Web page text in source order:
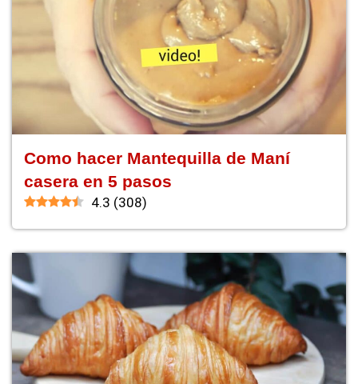
Como hacer Mantequilla de Maní
casera en 5 pasos
4.3 (308)